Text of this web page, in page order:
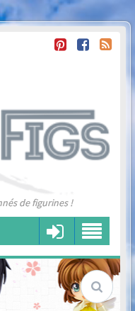
de figurines !